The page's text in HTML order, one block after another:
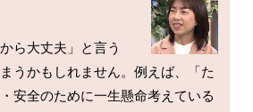
ら大丈夫」と言う
うかもしれません。例えば、「た
安全のために一生懸命考えている